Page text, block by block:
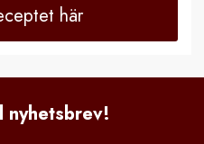
här
nyhetsbrev!